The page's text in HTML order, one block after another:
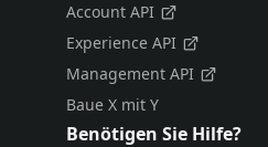
Account API
Experience API
Management API
Baue X mit Y
Benötigen Sie Hilfe?